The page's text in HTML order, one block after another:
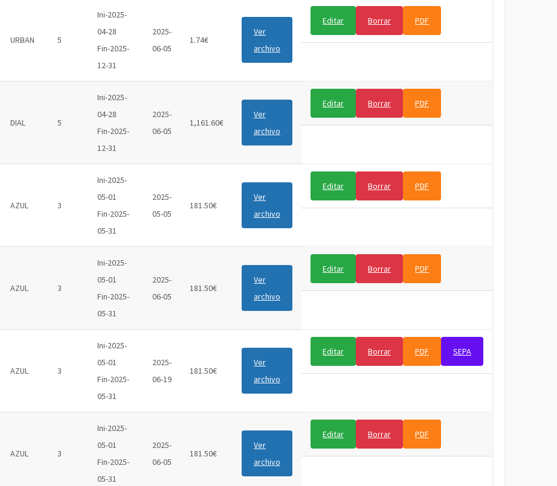
URBAN 5
Ini-2025-
04-28
Fin-2025-
12-31
2025-
06-05
1.74€
Ver
archivo
Editar Borrar PDF
DIAL 5
Ini-2025-
04-28
Fin-2025-
12-31
2025-
06-05
1,161.60€
Ver
archivo
Editar Borrar PDF
AZUL 3
Ini-2025-
05-01
Fin-2025-
05-31
2025-
05-05
181.50€
Ver
archivo
Editar Borrar PDF
AZUL 3
Ini-2025-
05-01
Fin-2025-
05-31
2025-
06-05
181.50€
Ver
archivo
Editar Borrar PDF
AZUL 3
Ini-2025-
05-01
Fin-2025-
05-31
2025-
06-19
181.50€
Ver
archivo
Editar Borrar PDF SEPA
AZUL 3
Ini-2025-
05-01
Fin-2025-
05-31
2025-
06-05
181.50€
Ver
archivo
Editar Borrar PDF